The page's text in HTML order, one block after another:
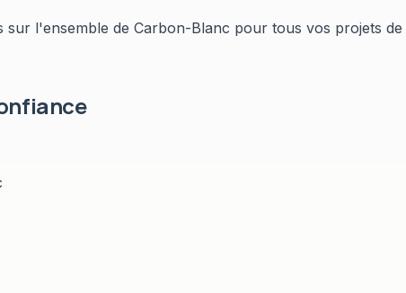
sur l'ensemble de Carbon-Blanc pour tous vos projets de